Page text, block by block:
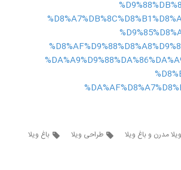
مدرن و باغ ویلا طراحی ویلا باغ ویلا